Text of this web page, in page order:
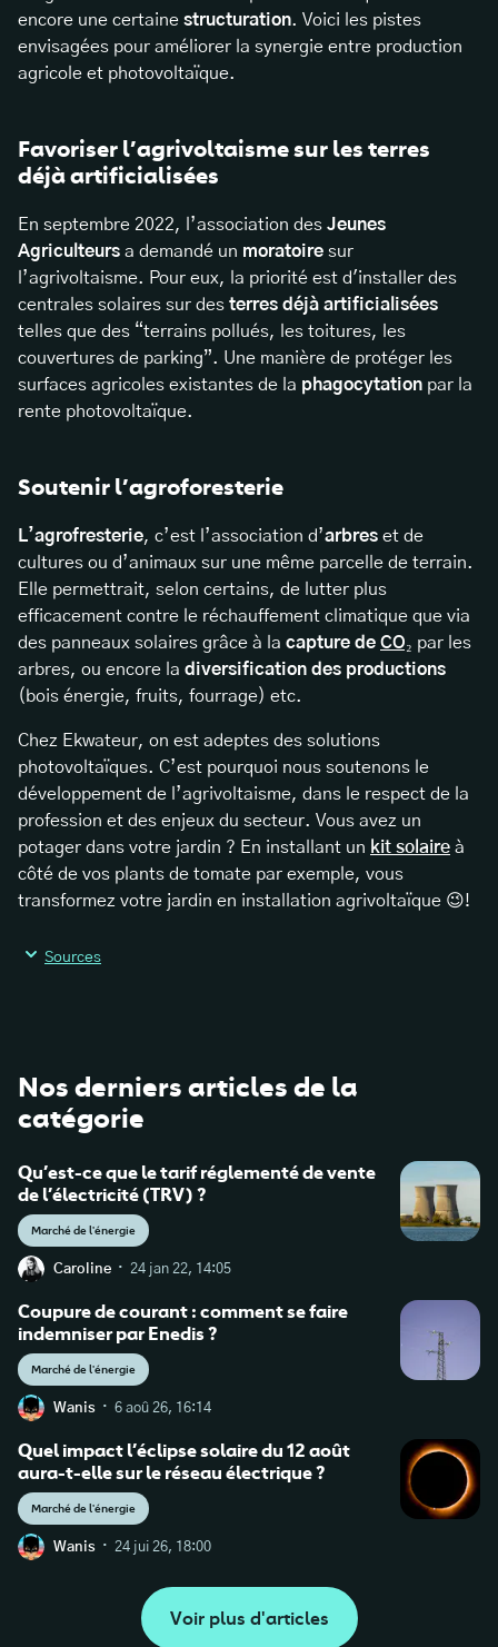
encore une certaine structuration. Voici les pistes
envisagées pour améliorer la synergie entre production
agricole et photovoltaïque.
Favoriser l’agrivoltaisme sur les terres
déjà artificialisées
En septembre 2022, l’association des Jeunes
Agriculteurs a demandé un moratoire sur
l’agrivoltaisme. Pour eux, la priorité est d'installer des
centrales solaires sur des terres déjà artificialisées
telles que des “terrains pollués, les toitures, les
couvertures de parking”. Une manière de protéger les
surfaces agricoles existantes de la phagocytation par la
rente photovoltaïque.
Soutenir l’agroforesterie
L’agrofresterie, c’est l’association d’arbres et de
cultures ou d’animaux sur une même parcelle de terrain.
Elle permettrait, selon certains, de lutter plus
efficacement contre le réchauffement climatique que via
des panneaux solaires grâce à la capture de CO₂ par les
arbres, ou encore la diversification des productions
(bois énergie, fruits, fourrage) etc.
Chez Ekwateur, on est adeptes des solutions
photovoltaïques. C’est pourquoi nous soutenons le
développement de l’agrivoltaisme, dans le respect de la
profession et des enjeux du secteur. Vous avez un
potager dans votre jardin ? En installant un kit solaire à
côté de vos plants de tomate par exemple, vous
transformez votre jardin en installation agrivoltaïque 😉!
Sources
https://agriculture.gouv.fr/loi-relative-
lacceleration-des-energies-renouvelables-un-
https://www.leparisien.fr/economie/salon-de-l-
agriculture/souverainete-alimentaire-les-4-defis-
MNLN2JUZBJCO7G7DCZDJT4MGLU.php
https://www.ouest-
france.fr/economie/agriculture/energies-
renouvelables-pourquoi-le-developpement-de-l-
agrivoltaisme-ne-fait-il-pas-l-unanimite-70bb7c6c-
6055-11ed-8153-075575826619
Nos derniers articles de la
catégorie
Qu’est-ce que le tarif réglementé de vente
de l’électricité (TRV) ?
Marché de l'énergie
Caroline · 24 jan 22, 14:05
Coupure de courant : comment se faire
indemniser par Enedis ?
Marché de l'énergie
Wanis · 6 aoû 26, 16:14
Quel impact l’éclipse solaire du 12 août
aura-t-elle sur le réseau électrique ?
Marché de l'énergie
Wanis · 24 jui 26, 18:00
Voir plus d'articles